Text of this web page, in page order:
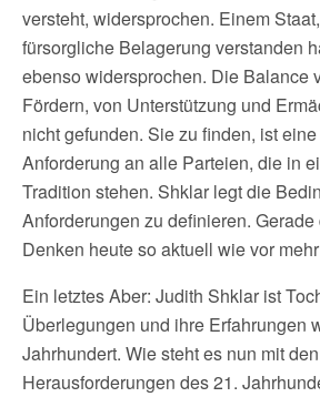
versteht, widersprochen. Einem
fürsorgliche Belagerung verstanden
ebenso widersprochen. Die Balance
Fördern, von Unterstützung und
nicht gefunden. Sie zu finden, ist
Anforderung an alle Parteien, die in
Tradition stehen. Shklar legt die
Anforderungen zu definieren.
Denken heute so aktuell wie vor
Ein letztes Aber: Judith Shklar ist
Überlegungen und ihre Erfahrungen
Jahrhundert. Wie steht es nun mit den
Herausforderungen des 21.